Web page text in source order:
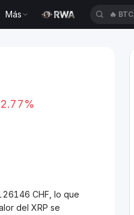
Más 🔥
CHF, lo que
del XRP se